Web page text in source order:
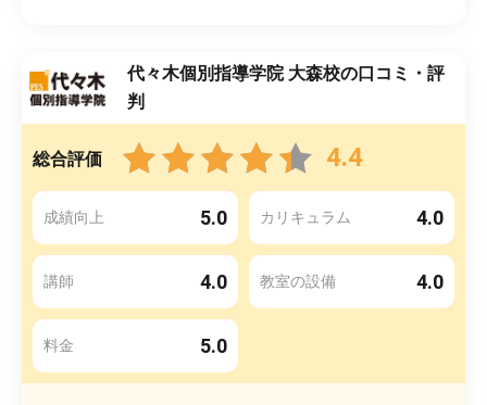
代々木個別指導学院 大森校の口コミ・評
判
総合評価 4.4
成績向上 5.0 カリキュラム 4.0
講師 4.0 教室の設備 4.0
料金 5.0